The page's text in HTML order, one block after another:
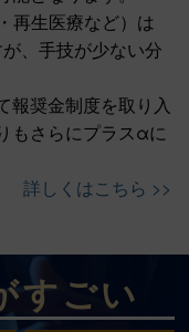
再生医療など）は
、手技が少ない分
報奨金制度を取り入
もさらにプラスαに
詳しくはこちら >>
すごい